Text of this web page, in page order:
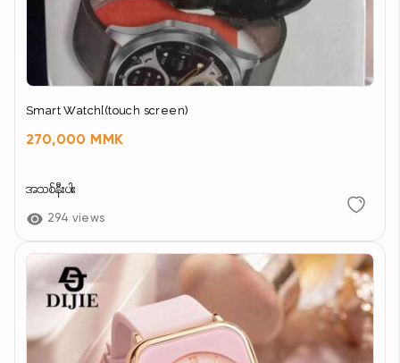
Smart Watch[(touch screen)
270,000 MMK
အသစ်နီးပါး
294 views